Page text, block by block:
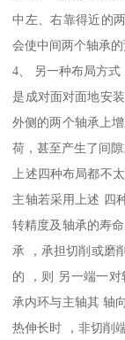
中左、右靠得近的
会使中间两个轴承的
4、 另一种布局方
是成对面对面地安
外侧的两个轴承上
荷，甚至产生了间隙
上述四种布局都不
主轴若采用上述 四
转精度及轴承的寿
承 ，承担切削或磨
的 ，则 另一端一
承内环与主轴其 轴
热伸长时 ，非切削